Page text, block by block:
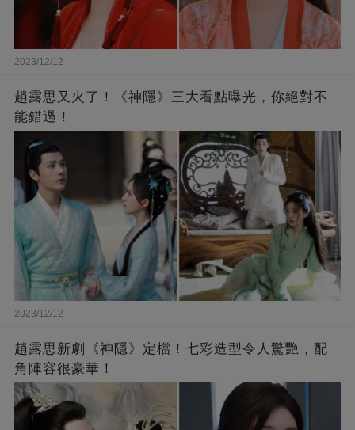
2023/12/12
趙露思又火了！《神隱》三大看點曝光，你絕對不
能錯過！
2023/12/12
趙露思新劇《神隱》定檔！七彩造型令人驚艷，配
角陣容很豪華！